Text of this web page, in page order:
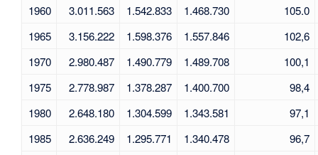
1960
3.011.563 1.542.833 1.468.730
105.0
1965
3.156.222 1.598.376 1.557.846
102,6
1970
2.980.487 1.490.779 1.489.708
100,1
1975
2.778.987 1.378.287 1.400.700
98,4
1980
2.648.180 1.304.599 1.343.581
97,1
1985
2.636.249 1.295.771 1.340.478
96,7